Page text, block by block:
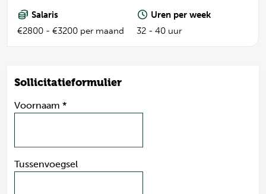
Salaris
€2800 - €3200 per maand
Uren per week
32 - 40 uur
Sollicitatieformulier
Voornaam *
Tussenvoegsel